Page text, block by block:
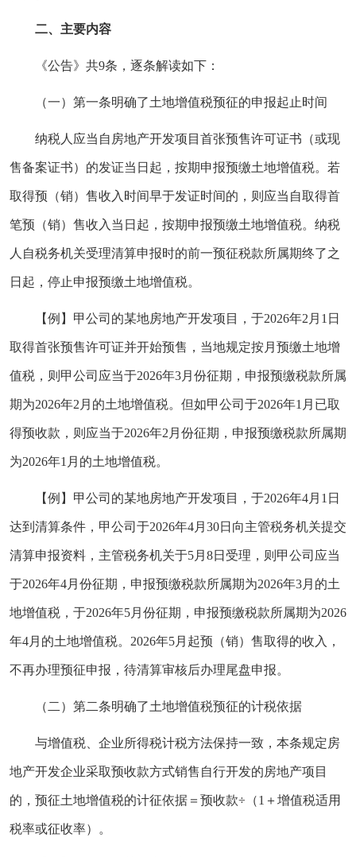
二、主要内容
《公告》共9条，逐条解读如下：
（一）第一条明确了土地增值税预征的申报起止时间
纳税人应当自房地产开发项目首张预售许可证书（或现
售备案证书）的发证当日起，按期申报预缴土地增值税。若
取得预（销）售收入时间早于发证时间的，则应当自取得首
笔预（销）售收入当日起，按期申报预缴土地增值税。纳税
人自税务机关受理清算申报时的前一预征税款所属期终了之
日起，停止申报预缴土地增值税。
【例】甲公司的某地房地产开发项目，于2026年2月1日
取得首张预售许可证并开始预售，当地规定按月预缴土地增
值税，则甲公司应当于2026年3月份征期，申报预缴税款所属
期为2026年2月的土地增值税。但如甲公司于2026年1月已取
得预收款，则应当于2026年2月份征期，申报预缴税款所属期
为2026年1月的土地增值税。
【例】甲公司的某地房地产开发项目，于2026年4月1日
达到清算条件，甲公司于2026年4月30日向主管税务机关提交
清算申报资料，主管税务机关于5月8日受理，则甲公司应当
于2026年4月份征期，申报预缴税款所属期为2026年3月的土
地增值税，于2026年5月份征期，申报预缴税款所属期为2026
年4月的土地增值税。2026年5月起预（销）售取得的收入，
不再办理预征申报，待清算审核后办理尾盘申报。
（二）第二条明确了土地增值税预征的计税依据
与增值税、企业所得税计税方法保持一致，本条规定房
地产开发企业采取预收款方式销售自行开发的房地产项目
的，预征土地增值税的计征依据＝预收款÷（1＋增值税适用
税率或征收率）。